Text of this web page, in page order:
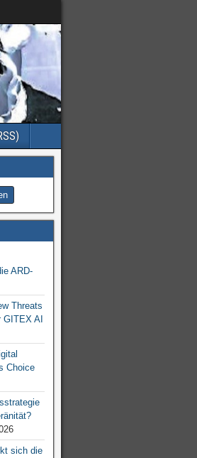
ARD-
Threats
AI
Choice
sich die